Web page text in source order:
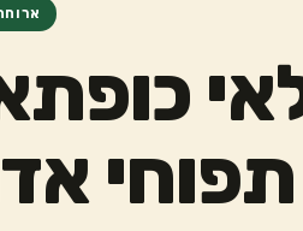
תפוחי